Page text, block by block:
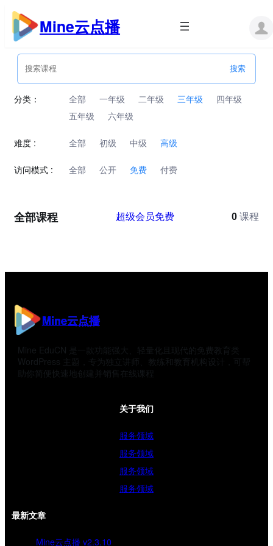
跳
内
Mine云点播
分类： 全部 一年级 二年级 三年级
四年级
五年级
六年级
难度 : 全部 初级 中级 高级
访问模式 : 全部 公开 免费 付费
全部课程 超级会员免费 0 课程
Mine云点播
Mine EduCN 是一款功能强大、轻量化且现代的免费教育类
WordPress 主题，专为独立讲师、教练和教育机构设计，可帮
助你简便快速地创建并销售在线课程
关于我们
服务领域
服务领域
服务领域
服务领域
最新文章
Mine云点播 v2.3.10